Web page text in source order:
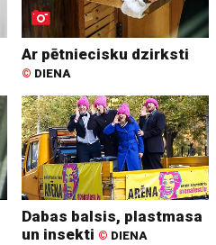
Ar pētniecisku dzirksti
© DIENA
Dabas balsis, plastmasa
un insekti © DIENA